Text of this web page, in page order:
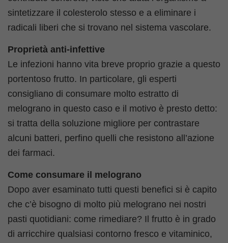
sintetizzare il colesterolo stesso e a eliminare i
radicali liberi che si trovano nel sistema vascolare.
Proprietà anti-infettive
Le infezioni hanno vita breve proprio grazie a questo
portentoso frutto. In particolare, gli esperti
consigliano di consumare molto estratto di
melograno in questo caso e il motivo è presto detto:
si tratta della soluzione migliore per contrastare
alcuni batteri, perfino quelli che resistono all’azione
dei farmaci.
Come consumare il melograno
Dopo aver esaminato tutti questi benefici si è capito
che c’è bisogno di molto più melograno nei nostri
pasti quotidiani: come rimediare? Il frutto è in grado
di arricchire qualsiasi contorno fresco e vitaminico,